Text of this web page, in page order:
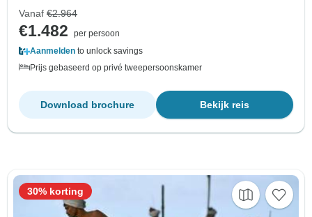
Vanaf €2.964
€1.482
per persoon
Aanmelden to unlock savings
Prijs gebaseerd op privé tweepersoonskamer
Bekijk reis
Download brochure
30% korting